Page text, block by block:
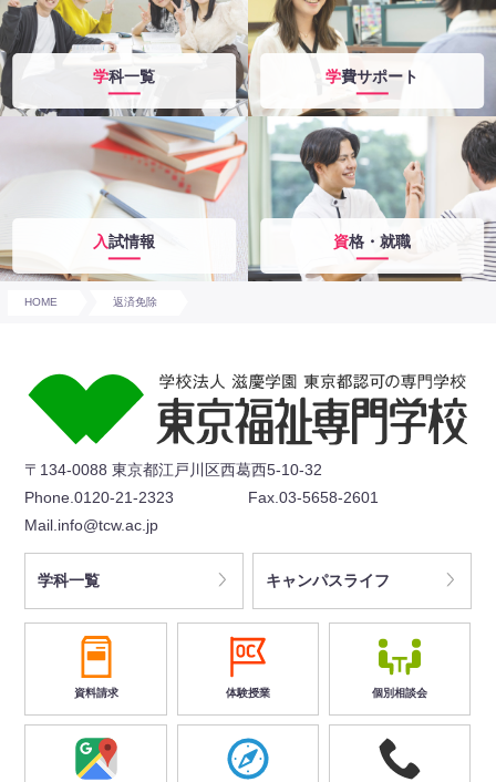
学科一覧 学費サポート
入試情報 資格・就職
HOME 返済免除
〒134-0088 東京都江戸川区西葛西5-10-32
Phone.0120-21-2323
Fax.03-5658-2601
Mail.info@tcw.ac.jp
学科一覧 キャンパスライフ
資料請求 体験授業 個別相談会